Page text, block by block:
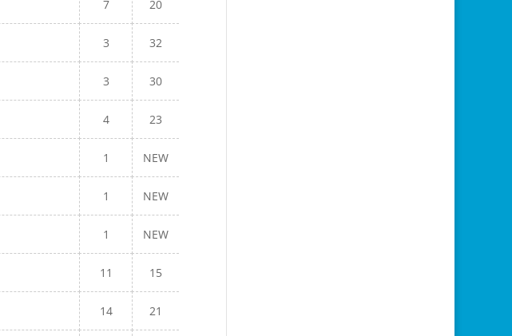
7 20
3 32
3 30
4 23
1 NEW
1 NEW
1 NEW
11 15
14 21